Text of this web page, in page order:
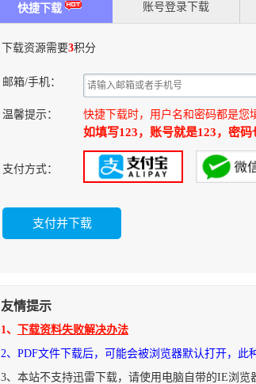
快捷下载 账号登录下载
下载资源需要3积分
邮箱/手机：
温馨提示： 快捷下载时，用户名和密码都是您
如填写123，账号就是123，密码
支付方式：
友情提示
1、
下载资料失败解决办法
2、PDF文件下载后，可能会被浏览器默认打开，此
3、本站不支持迅雷下载，请使用电脑自带的IE浏览